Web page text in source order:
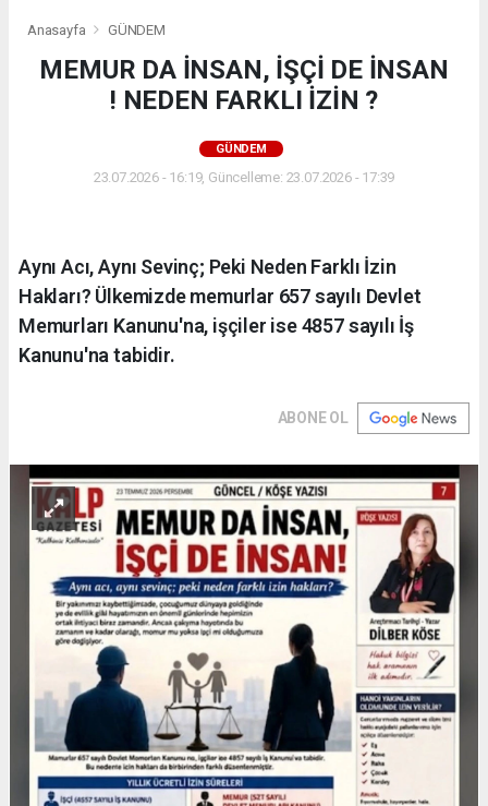
Anasayfa GÜNDEM
MEMUR DA İNSAN, İŞÇİ DE İNSAN
! NEDEN FARKLI İZİN ?
GÜNDEM
23.07.2026 - 16:19, Güncelleme: 23.07.2026 - 17:39
Aynı Acı, Aynı Sevinç; Peki Neden Farklı İzin
Hakları? Ülkemizde memurlar 657 sayılı Devlet
Memurları Kanunu'na, işçiler ise 4857 sayılı İş
Kanunu'na tabidir.
ABONE OL